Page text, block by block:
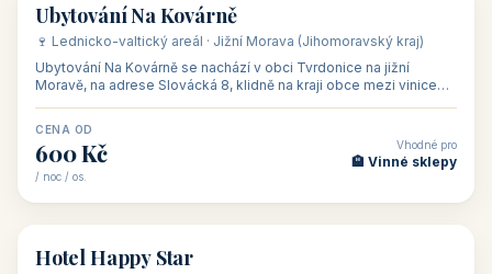
🏡 penzion
Ubytování Na Kovárně
🍷 Lednicko-valtický areál · Jižní Morava (Jihomoravský kraj)
Ubytování Na Kovárně se nachází v obci Tvrdonice na jižní
Moravě, na adrese Slovácká 8, klidně na kraji obce mezi vinicemi,
CENA OD
600 Kč
/ noc / os.
Vhodné pro
🏨 Vinné sklepy
🏨 hotel
Hotel Happy Star